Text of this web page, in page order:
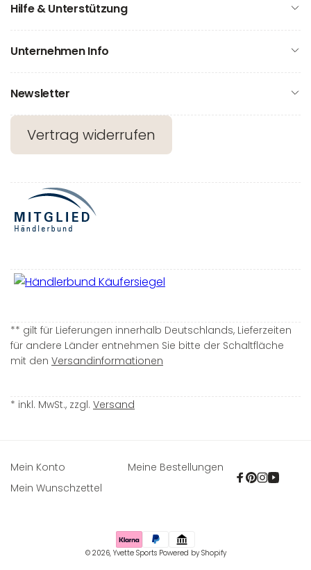
Hilfe & Unterstützung
Unternehmen Info
Newsletter
Vertrag widerrufen
** gilt für Lieferungen innerhalb Deutschlands, Lieferzeiten
für andere Länder entnehmen Sie bitte der Schaltfläche
mit den Versandinformationen
* inkl. MwSt., zzgl. Versand
Mein Konto
Meine Bestellungen
Mein Wunschzettel
Facebook
Pinterest
Zahlungsmethoden
© 2026, Yvette Sports Powered by Shopify